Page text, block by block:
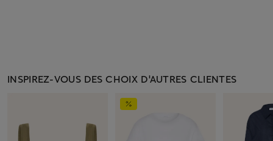
INSPIREZ-VOUS DES CHOIX D'AUTRES CLIENTES